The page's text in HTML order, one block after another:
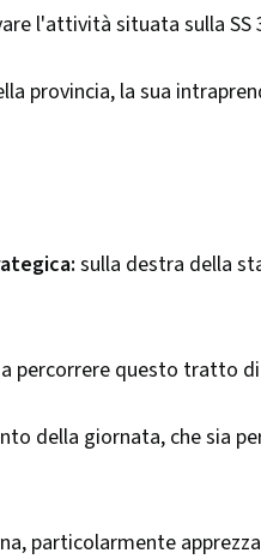
l'attività situata sulla SS
provincia, la sua
sulla destra della
percorrere questo tratto di
della giornata, che sia
particolarmente